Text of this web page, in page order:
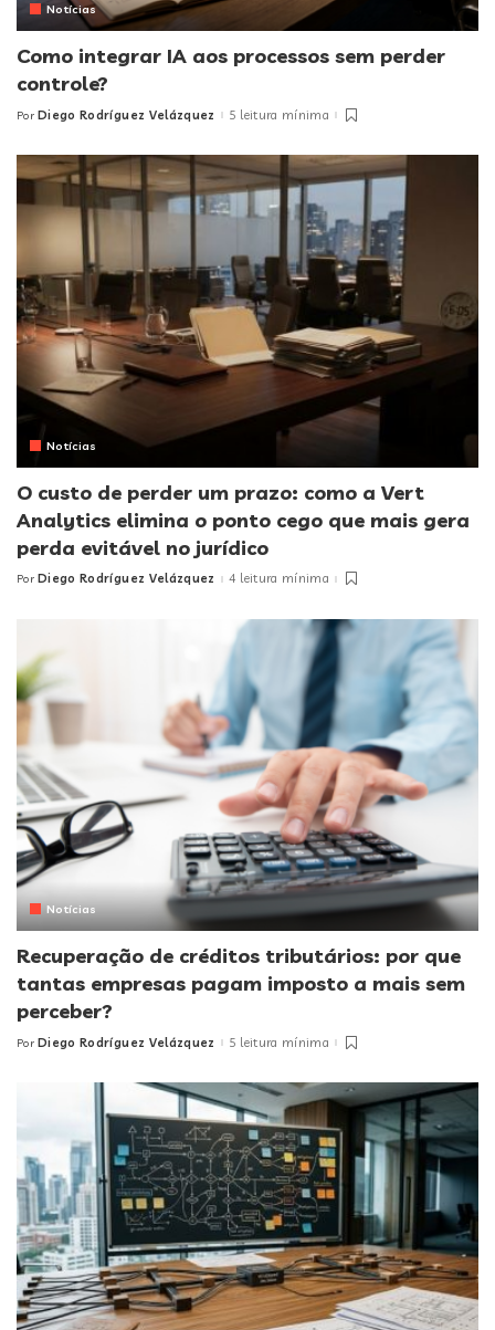
Notícias
Como integrar IA aos processos sem perder
controle?
Posted
Por Diego Rodríguez Velázquez 5 leitura mínima
Notícias
O custo de perder um prazo: como a Vert
Analytics elimina o ponto cego que mais gera
perda evitável no jurídico
Posted
Por Diego Rodríguez Velázquez 4 leitura mínima
Notícias
Recuperação de créditos tributários: por que
tantas empresas pagam imposto a mais sem
perceber?
Posted
Por Diego Rodríguez Velázquez 5 leitura mínima